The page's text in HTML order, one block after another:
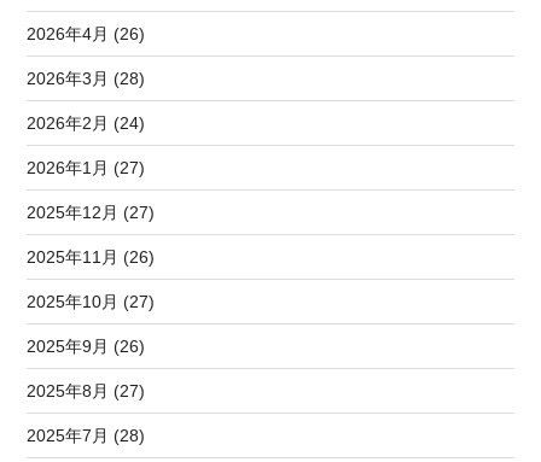
2026年4月 (26)
2026年3月 (28)
2026年2月 (24)
2026年1月 (27)
2025年12月 (27)
2025年11月 (26)
2025年10月 (27)
2025年9月 (26)
2025年8月 (27)
2025年7月 (28)